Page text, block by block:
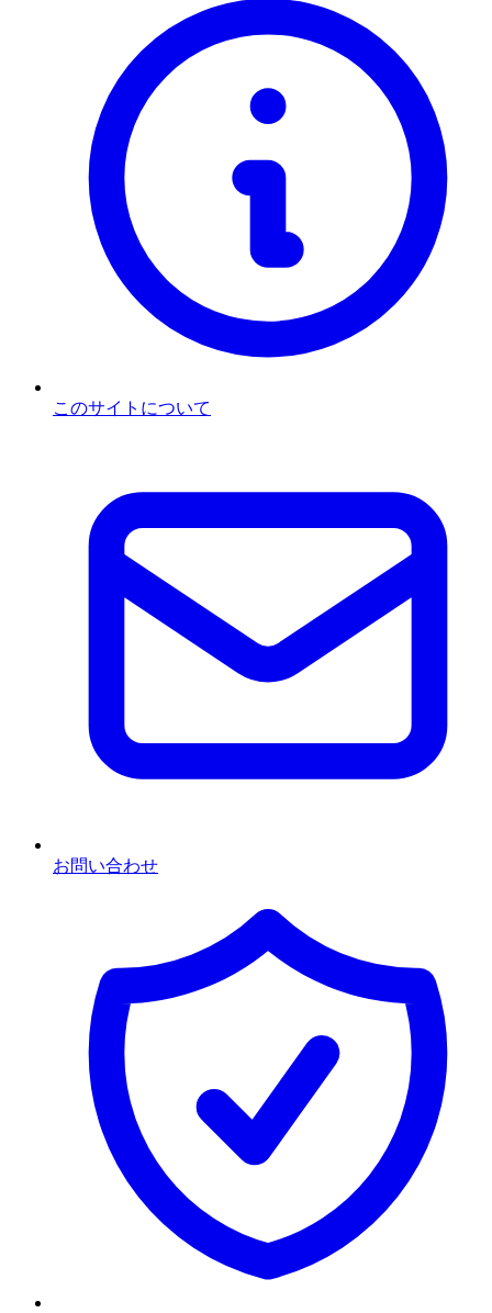
このサイトについて
お問い合わせ